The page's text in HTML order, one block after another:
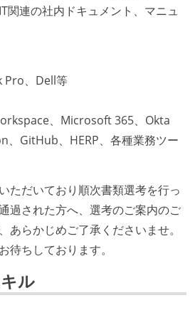
関連の社内ドキュメント、マニュ
Pro、Dell等
、Microsoft 365、Okta
、GitHub、HERP、各種業務ツー
ただいており順次書類選考を行っ
過された方へ、選考のご案内のご
あらかじめご了承くださいませ。
待ちしております。
ル